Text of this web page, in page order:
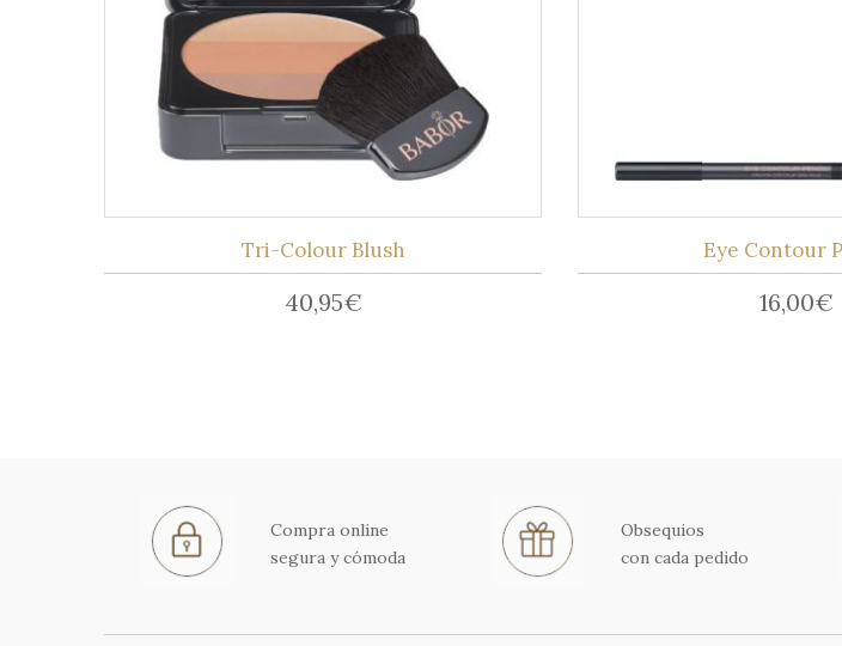
Tri-Colour Blush
40,95€
Eye Contour
16,00€
Compra online
segura y cómoda
Obsequios
con cada pedido